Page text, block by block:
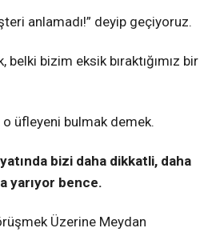
anlamadı!” deyip geçiyoruz.
bizim eksik bıraktığımız bir
o üfleyeni bulmak demek.
bizi daha dikkatli, daha
yarıyor bence.
Üzerine Meydan